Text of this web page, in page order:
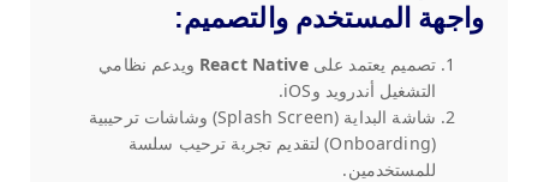
واجهة المستخدم والتصميم:
تصميم يعتمد علىReact Native ويدعم نظامي
التشغيل أندرويد وiOS.
شاشة البداية (Splash Screen) وشاشات ترحيبية
(Onboarding) لتقديم تجربة ترحيب سلسة
للمستخدمين.